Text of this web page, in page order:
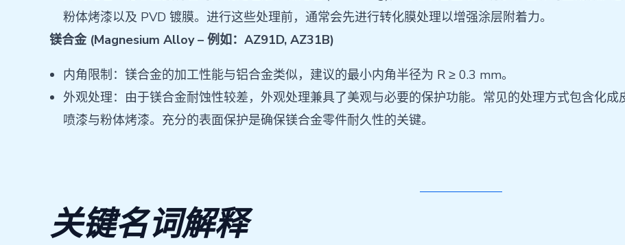
粉体烤漆以及 PVD ​​镀膜。进行这些处理前，通常会先进行转化膜处理以增强涂层附着力。
镁合金 (Magnesium Alloy – 例如：AZ91D, AZ31B)
内角限制：镁合金的加工性能与铝合金类似，建议的最小内角半径为 R ≥ 0.3 mm。
外观处理：由于镁合金耐蚀性较差，外观处理兼具了美观与必要的保护功能。常见的处理方式包含化成
喷漆与粉体烤漆。充分的表面保护是确保镁合金零件耐久性的关键。
关键名词解释